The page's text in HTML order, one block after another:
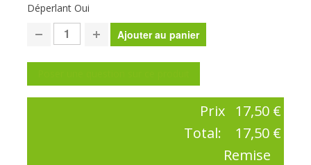
Déperlant Oui
Prix 17,50 €
Total:
17,50 €
Remise